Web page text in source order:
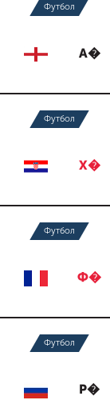
Футбол
А�
Футбол
Х�
Футбол
Ф�
Футбол
Р�